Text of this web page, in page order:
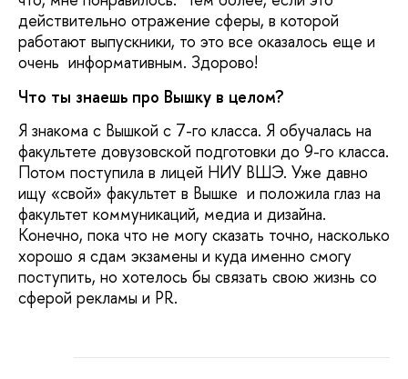
действительно отражение сферы, в которой
работают выпускники, то это все оказалось еще и
очень информативным. Здорово!
Что ты знаешь про Вышку в целом?
Я знакома с Вышкой с 7-го класса. Я обучалась на
факультете довузовской подготовки до 9-го класса.
Потом поступила в лицей НИУ ВШЭ. Уже давно
ищу «свой» факультет в Вышке и положила глаз на
факультет коммуникаций, медиа и дизайна.
Конечно, пока что не могу сказать точно, насколько
хорошо я сдам экзамены и куда именно смогу
поступить, но хотелось бы связать свою жизнь со
сферой рекламы и PR.